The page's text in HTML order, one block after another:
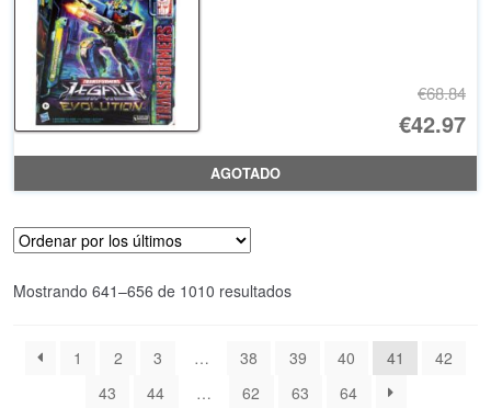
€68.84
El
€42.97
El
AGOTADO
Mostrando 641–656 de 1010 resultadosOrdenado
últimos
1 2 3 … 38 39 40 41
42
43
44 … 62 63 64